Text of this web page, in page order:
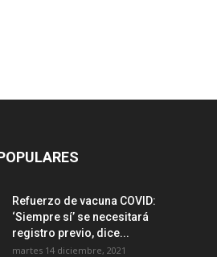
Refuerzo de vacuna COVID:
‘Siempre sí’ se necesitará
registro previo, dice...
martes 14 diciembre, 2021